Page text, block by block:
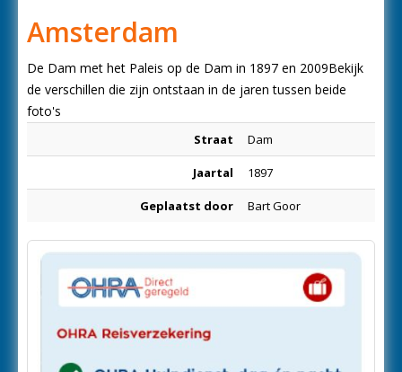
Amsterdam
De Dam met het Paleis op de Dam in 1897 en 2009Bekijk
de verschillen die zijn ontstaan in de jaren tussen beide
foto's
Straat Dam
Jaartal 1897
Geplaatst door Bart Goor